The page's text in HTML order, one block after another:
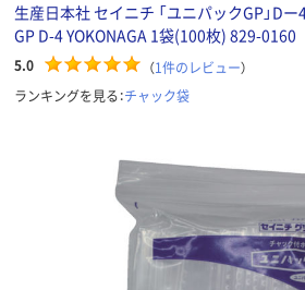
生産日本社 セイニチ 「ユニパックGP」
GP D-4 YOKONAGA 1袋(100枚) 829-0160
5.0 （1件のレビュー）
ランキングを見る：チャック袋